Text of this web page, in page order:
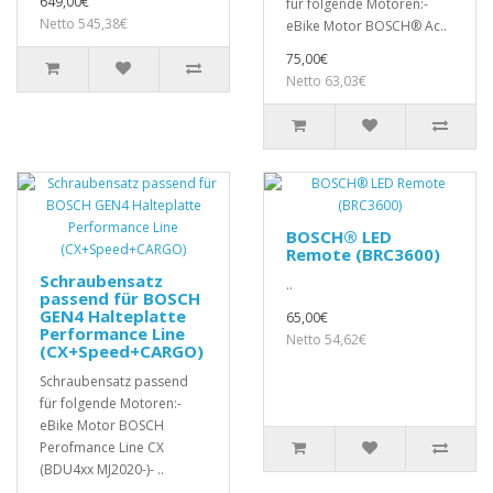
Netto 545,38€
eBike Motor BOSCH® Ac..
75,00€
Netto 63,03€
Schraubensatz
passend für BOSCH
GEN4 Halteplatte
Performance Line
(CX+Speed+CARGO)
Schraubensatz passend
für folgende Motoren:-
eBike Motor BOSCH
Perofmance Line CX
(BDU4xx MJ2020-)- ..
BOSCH® LED
Remote (BRC3600)
..
65,00€
Netto 54,62€